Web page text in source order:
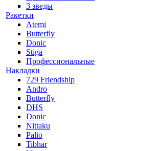
3 зведы
Ракетки
Atemi
Butterfly
Donic
Stiga
Профессиональные
Накладки
729 Friendship
Andro
Butterfly
DHS
Donic
Nittaku
Palio
Tibhar